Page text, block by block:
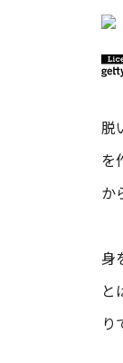
脱
を
か
身
と
り